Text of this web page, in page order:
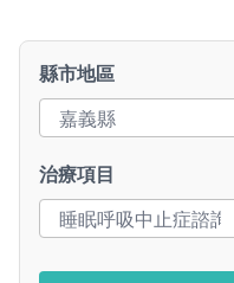
縣市地區
治療項目